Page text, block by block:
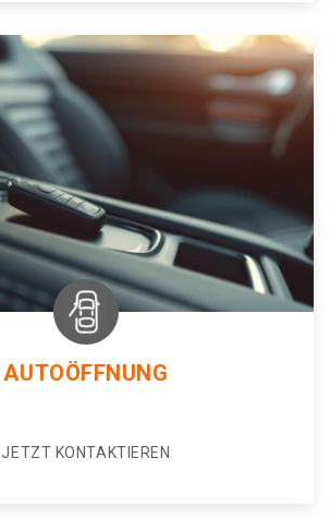
AUTOÖFFNUNG
JETZT KONTAKTIEREN